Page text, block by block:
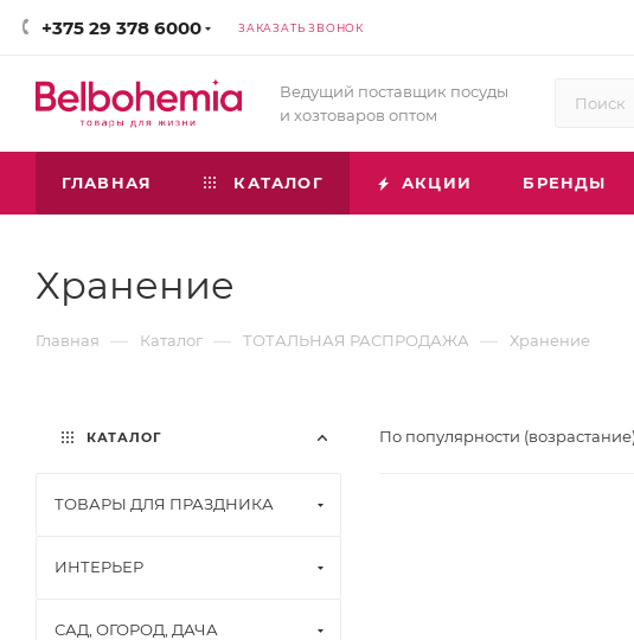
+375 29 378 6000 ЗАКАЗАТЬ ЗВОНОК
Ведущий поставщик посуды
и хозтоваров оптом
ГЛАВНАЯ КАТАЛОГ АКЦИИ БРЕНДЫ
Хранение
Главная — Каталог — ТОТАЛЬНАЯ РАСПРОДАЖА — Хранение
По популярности (возрастание)
КАТАЛОГ
ТОВАРЫ ДЛЯ ПРАЗДНИКА
ИНТЕРЬЕР
САД, ОГОРОД, ДАЧА